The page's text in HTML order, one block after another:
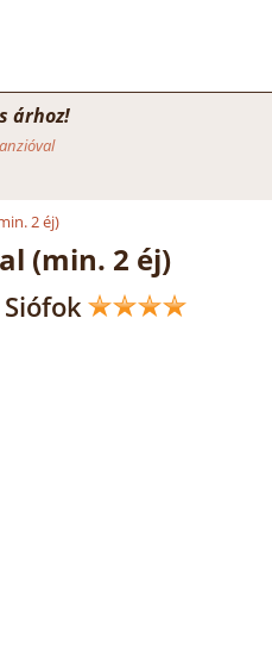
árhoz!
2 éj)
(min. 2 éj)